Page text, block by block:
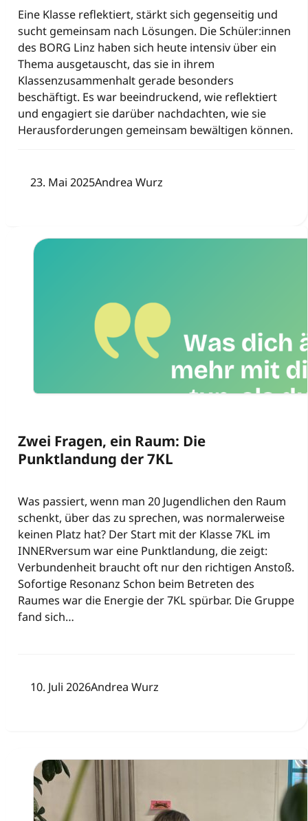
Eine Klasse reflektiert, stärkt sich gegenseitig und
sucht gemeinsam nach Lösungen. Die Schüler:innen
des BORG Linz haben sich heute intensiv über ein
Thema ausgetauscht, das sie in ihrem
Klassenzusammenhalt gerade besonders
beschäftigt. Es war beeindruckend, wie reflektiert
und engagiert sie darüber nachdachten, wie sie
Herausforderungen gemeinsam bewältigen können.
23. Mai 2025Andrea Wurz
Zwei Fragen, ein Raum: Die
Punktlandung der 7KL
Was passiert, wenn man 20 Jugendlichen den Raum
schenkt, über das zu sprechen, was normalerweise
keinen Platz hat? Der Start mit der Klasse 7KL im
INNERversum war eine Punktlandung, die zeigt:
Verbundenheit braucht oft nur den richtigen Anstoß.
Sofortige Resonanz Schon beim Betreten des
Raumes war die Energie der 7KL spürbar. Die Gruppe
fand sich…
10. Juli 2026Andrea Wurz